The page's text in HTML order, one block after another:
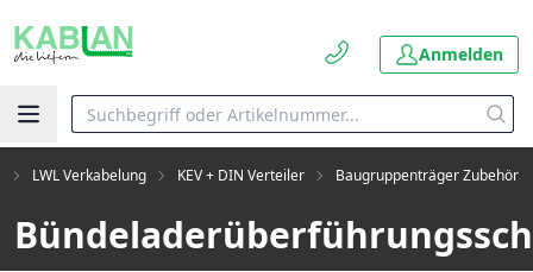
Anmelden
LWL Verkabelung KEV + DIN Verteiler Baugruppenträger Zubehör